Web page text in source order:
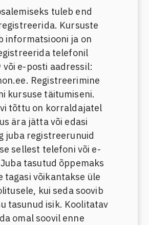
tuleb end
Kursuste
informatsiooni ja on
telefonil
e-posti aadressil:
Registreerimine
kursuse täitumiseni.
tõttu on korraldajatel
ära jätta või edasi
juba registreerunuid
sellest telefoni või e-
tasutud õppemaks
tagasi võikantakse üle
kui seda soovib
tasunud isik. Koolitatav
omal soovil enne